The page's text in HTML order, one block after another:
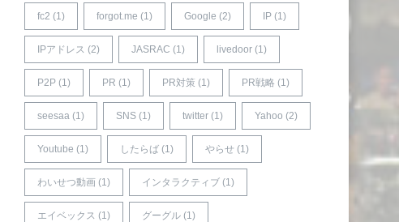
fc2 (1) forgot.me (1) Google (2) IP (1)
IPアドレス (2) JASRAC (1) livedoor (1)
P2P (1) PR (1) PR対策 (1) PR戦略 (1)
seesaa (1) SNS (1) twitter (1) Yahoo (2)
Youtube (1) したらば (1) やらせ (1)
わいせつ動画 (1) インタラクティブ (1)
エイベックス (1) グーグル (1)